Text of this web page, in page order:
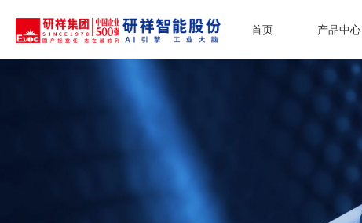
首页 产品中心